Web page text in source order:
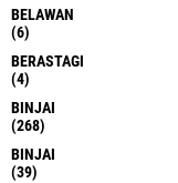
BELAWAN
(6)
BERASTAGI
(4)
BINJAI
(268)
BINJAI
(39)